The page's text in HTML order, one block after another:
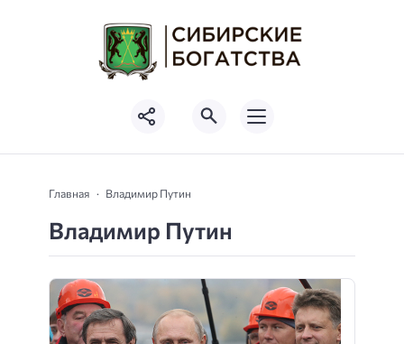
Главная Владимир Путин
Владимир Путин